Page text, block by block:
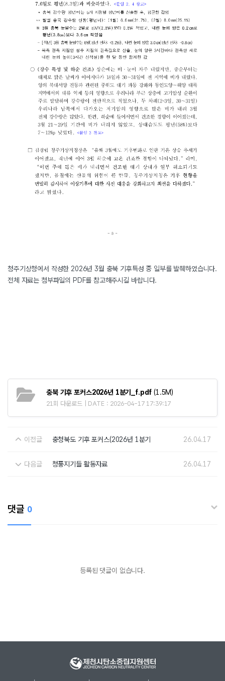
청주기상청에서 작성한 2026년 3월 충북 기후특성 중 일부를 발췌하였습니다.
전체 자료는 첨부파일의 PDF를 참고해주시길 바랍니다.
충북 기후 포커스2026년 1분기_f.pdf (1.5M)
21회 다운로드 | DATE : 2026-04-17 17:39:17
이전글 충청북도 기후 포커스(2026년 1분기 26.04.17
다음글 청풍지기들 활동자료 26.04.17
댓글 0
등록된 댓글이 없습니다.